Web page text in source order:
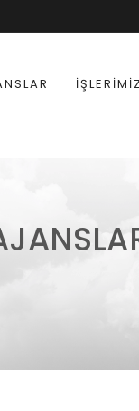
İŞLERIMIZ